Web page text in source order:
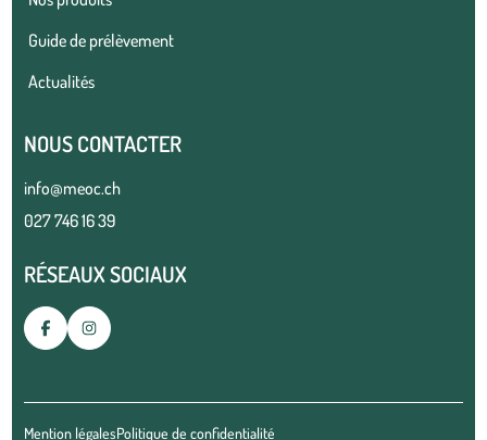
Guide de prélèvement
Actualités
NOUS CONTACTER
info@meoc.ch
027 746 16 39
RÉSEAUX SOCIAUX
Mention légalesPolitique de confidentialité